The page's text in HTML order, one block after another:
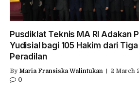
Pusdiklat Teknis MA RI Adakan
Yudisial bagi 105 Hakim dari
Peradilan
By Maria Fransiska Walintukan
2 March
0